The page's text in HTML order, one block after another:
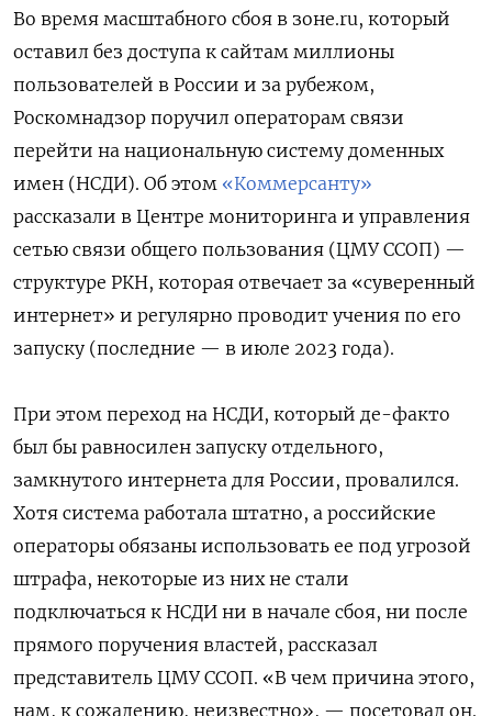
Во время масштабного сбоя в зоне.ru, который
оставил без доступа к сайтам миллионы
пользователей в России и за рубежом,
Роскомнадзор поручил операторам связи
перейти на национальную систему доменных
имен (НСДИ). Об этом «Коммерсанту»
рассказали в Центре мониторинга и управления
сетью связи общего пользования (ЦМУ ССОП) —
структуре РКН, которая отвечает за «суверенный
интернет» и регулярно проводит учения по его
запуску (последние — в июле 2023 года).
При этом переход на НСДИ, который де-факто
был бы равносилен запуску отдельного,
замкнутого интернета для России, провалился.
Хотя система работала штатно, а российские
операторы обязаны использовать ее под угрозой
штрафа, некоторые из них не стали
подключаться к НСДИ ни в начале сбоя, ни после
прямого поручения властей, рассказал
представитель ЦМУ ССОП. «В чем причина этого,
нам, к сожалению, неизвестно», — посетовал он.